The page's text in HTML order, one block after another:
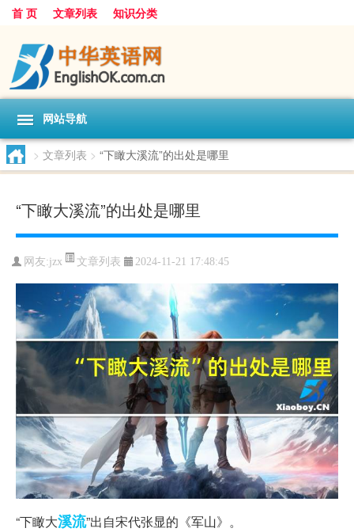
首 页 文章列表 知识分类
网站导航
> 文章列表 > “下瞰大溪流”的出处是哪里
“下瞰大溪流”的出处是哪里
网友:jzx 文章列表 2024-11-21 17:48:45
“下瞰大溪流”出自宋代张显的《军山》。